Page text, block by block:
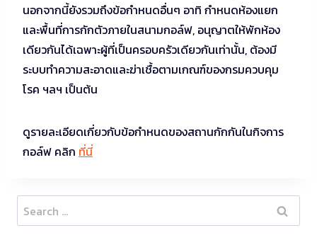
นอกจากนี้ยังรวมถึงข้อกำหนดอื่นๆ อาทิ กำหนดห้องแยก
และพื้นที่การกักตัวภายในสนามกอล์ฟ, อนุญาตให้พักห้อง
เดียวกันได้เฉพาะผู้ที่เป็นครอบครัวเดียวกันเท่านั้น, ต้องมี
ระบบทำความสะอาดและฆ่าเชื้อตามเกณฑ์ของกรมควบคุม
โรค ฯลฯ เป็นต้น
ดูรายละเอียดเกี่ยวกับข้อกำหนดของสถานกักกันในกิจการ
กอล์ฟ คลิก ที่นี่
Search
for: